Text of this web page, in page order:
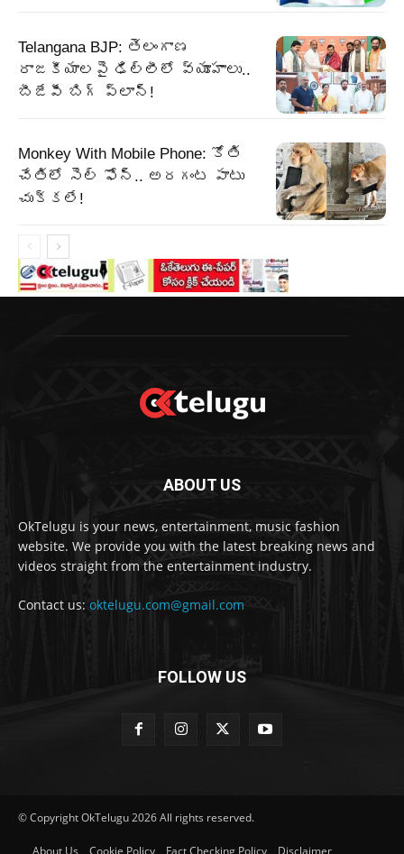
Telangana BJP: తెలంగాణ
రాజకీయాలపై ఢిల్లీలో వ్యూహాలు..
బీజేపీ బిగ్‌ ప్లాన్‌!
Monkey With Mobile Phone: కోతి
చేతిలో సెల్ ఫోన్.. అరగంట పాటు
చుక్కలే!
ABOUT US
OkTelugu is your news, entertainment, music fashion
website. We provide you with the latest breaking news and
videos straight from the entertainment industry.
Contact us: oktelugu.com@gmail.com
FOLLOW US
© Copyright OkTelugu 2026 All rights reserved.